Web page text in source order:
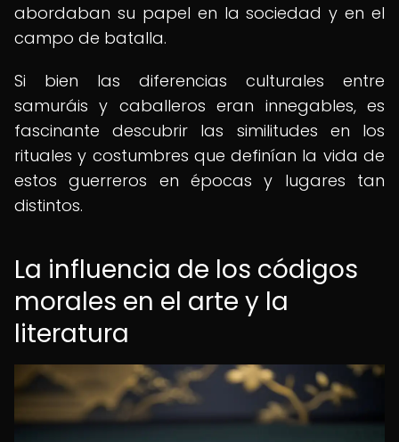
abordaban su papel en la sociedad y en el
campo de batalla.
Si bien las diferencias culturales entre
samuráis y caballeros eran innegables, es
fascinante descubrir las similitudes en los
rituales y costumbres que definían la vida de
estos guerreros en épocas y lugares tan
distintos.
La influencia de los códigos
morales en el arte y la
literatura